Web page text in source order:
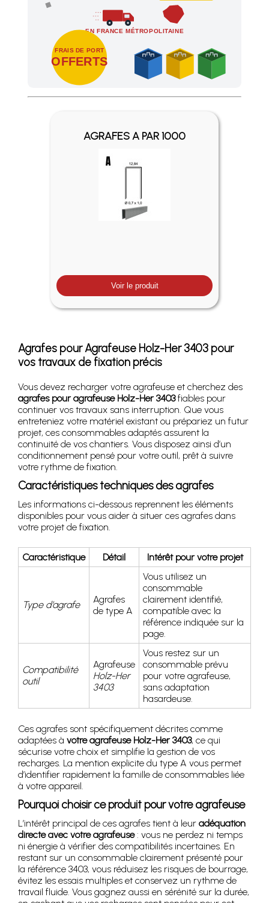
EN FRANCE MÉTROPOLITAINE
FRAIS DE PORT
OFFERTS
Profitez des Frais de port offerts en France
AGRAFES A PAR 1000
Voir le produit
Agrafes pour Agrafeuse Holz-Her 3403 pour
vos travaux de fixation précis
Vous devez recharger votre agrafeuse et cherchez des
agrafes pour agrafeuse Holz-Her 3403fiables pour
continuer vos travaux sans interruption. Que vous
entreteniez votre matériel existant ou prépariez un futur
projet, ces consommables adaptés assurent la
continuité de vos chantiers. Vous disposez ainsi d’un
conditionnement pensé pour votre outil, prêt à suivre
votre rythme de fixation.
Caractéristiques techniques des agrafes
Les informations ci-dessous reprennent les éléments
disponibles pour vous aider à situer ces agrafes dans
votre projet de fixation.
Caractéristique Détail Intérêt pour votre projet
Type d’agrafe
Agrafes
de type A
Vous utilisez un
consommable
clairement identifié,
compatible avec la
référence indiquée sur la
page.
Compatibilité
outil
Agrafeuse
Holz-Her
3403
Vous restez sur un
consommable prévu
pour votre agrafeuse,
sans adaptation
hasardeuse.
Ces agrafes sont spécifiquement décrites comme
adaptées à votre agrafeuse Holz-Her 3403, ce qui
sécurise votre choix et simplifie la gestion de vos
recharges. La mention explicite du type A vous permet
d’identifier rapidement la famille de consommables liée
à votre appareil.
Pourquoi choisir ce produit pour votre agrafeuse
L’intérêt principal de ces agrafes tient à leur adéquation
directe avec votre agrafeuse: vous ne perdez ni temps
ni énergie à vérifier des compatibilités incertaines. En
restant sur un consommable clairement présenté pour
la référence 3403, vous réduisez les risques de bourrage,
évitez les essais multiples et conservez un rythme de
travail fluide. Vous gagnez aussi en sérénité sur la durée,